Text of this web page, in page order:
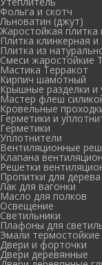
Фольга и скотч
Льноватин (джут)
Жаростойкая плитка
Плитка клинкерная
Плитка из
Смеси жаростойкие
Мастика Терракот
Кирпич шамотный
Крышные разделки и
Мастер флеш
Кровельные
Герметики и
Герметики
Уплотнители
Вентиляционные
Клапана
Решетки
Пропитки для дерева
Лак для вагонки
Масло для полков
Освещение
Светильники
Плафоны для
Эмали термостойкие
Двери и форточки
Двери деревянные